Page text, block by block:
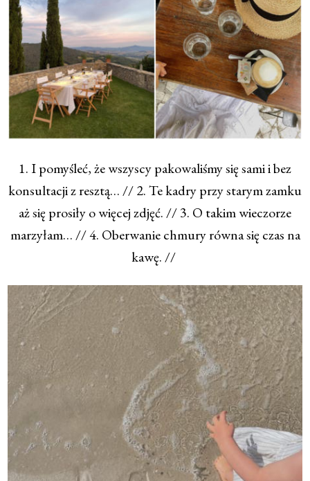
1. I pomyśleć, że wszyscy pakowaliśmy się sami i bez
konsultacji z resztą… // 2. Te kadry przy starym zamku
aż się prosiły o więcej zdjęć. // 3. O takim wieczorze
marzyłam… // 4. Oberwanie chmury równa się czas na
kawę. //